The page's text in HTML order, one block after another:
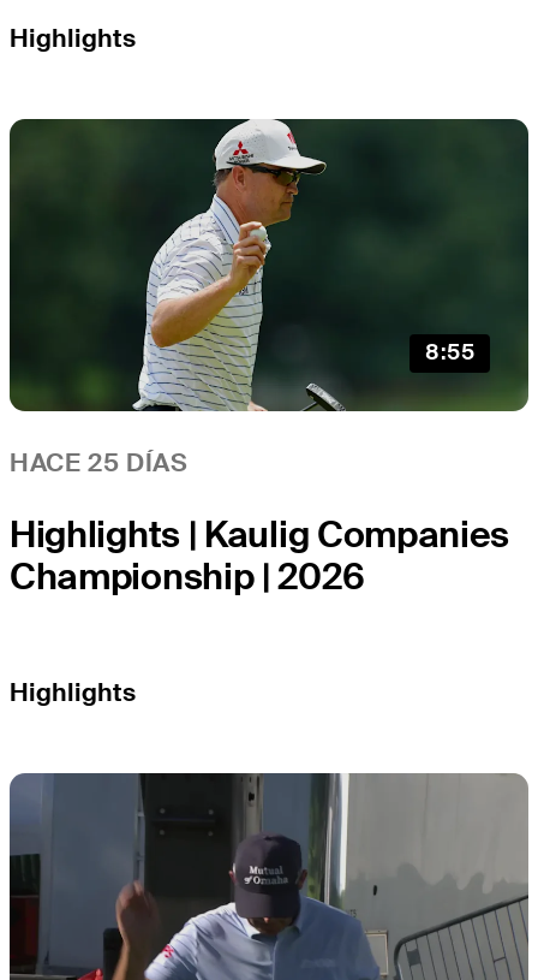
Highlights
8:55
HACE 25 DÍAS
Highlights | Kaulig Companies
Championship | 2026
Highlights